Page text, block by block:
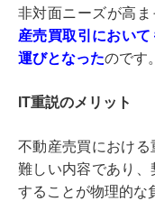
非対面ニーズが高
産売買取引におい
運びとなったのです。
IT重説のメリット
不動産売買におけ
難しい内容であり
することが物理的な